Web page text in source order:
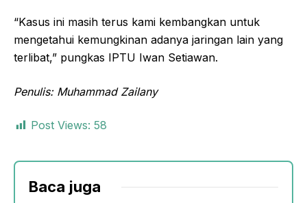
“Kasus ini masih terus kami kembangkan untuk
mengetahui kemungkinan adanya jaringan lain yang
terlibat,” pungkas IPTU Iwan Setiawan.
Penulis: Muhammad Zailany
Post Views: 58
Baca juga